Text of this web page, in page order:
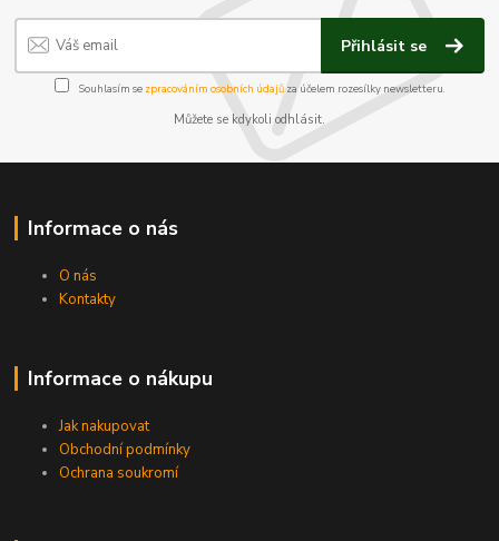
Přihlásit se
Souhlasím se zpracováním osobních údajůza účelem rozesílky newsletteru.
Můžete se kdykoli odhlásit.
Informace o nás
O nás
Kontakty
Informace o nákupu
Jak nakupovat
Obchodní podmínky
Ochrana soukromí